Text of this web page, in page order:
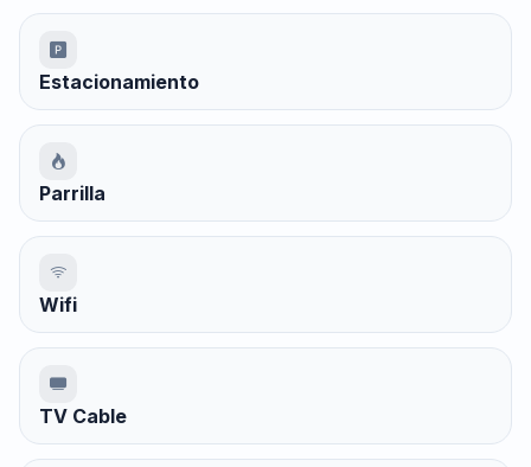
Estacionamiento
Parrilla
Wifi
TV Cable